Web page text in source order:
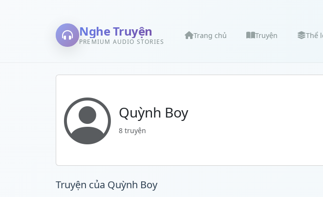
Nghe Truyện
PREMIUM AUDIO STORIES
Trang chủ Truyện Thể
Quỳnh Boy
8 truyện
Truyện của Quỳnh Boy